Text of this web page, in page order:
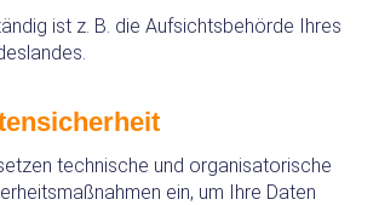
ist z. B. die Aufsichtsbehörde Ihres
technische und organisatorische
ein, um Ihre Daten